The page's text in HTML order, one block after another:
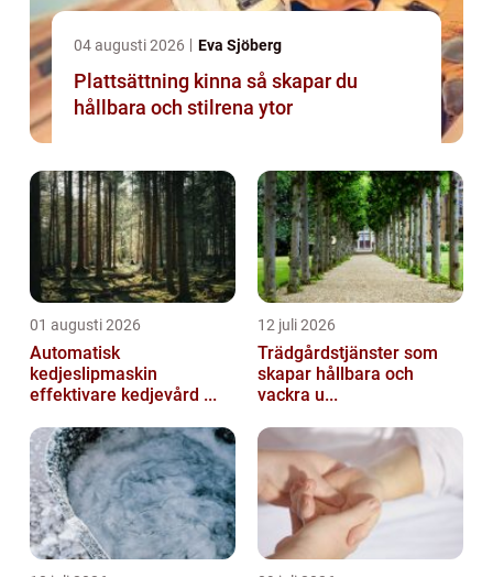
04 augusti 2026 Eva Sjöberg
Plattsättning kinna så skapar du
hållbara och stilrena ytor
01 augusti 2026
Automatisk
kedjeslipmaskin
effektivare kedjevård ...
12 juli 2026
Trädgårdstjänster som
skapar hållbara och
vackra u...